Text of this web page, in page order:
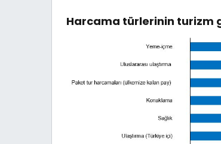
Harcama türlerinin turizm